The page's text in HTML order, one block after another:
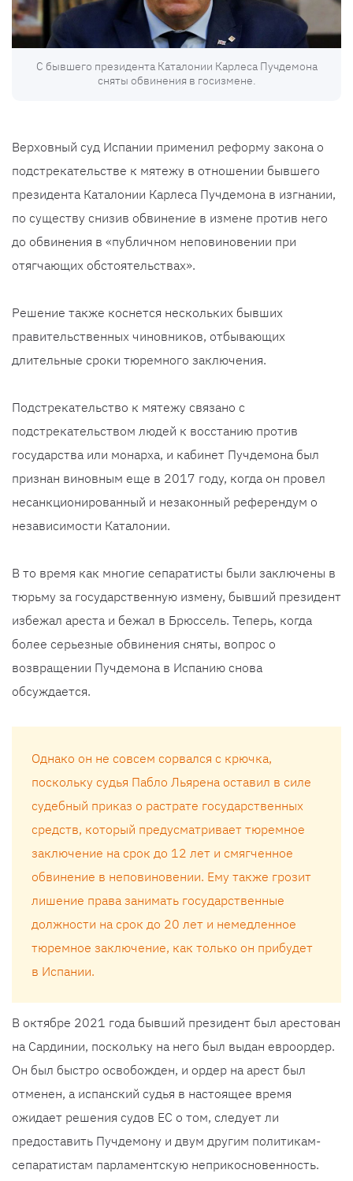
С бывшего президента Каталонии Карлеса Пучдемона
сняты обвинения в госизмене.
Верховный суд Испании применил реформу закона о
подстрекательстве к мятежу в отношении бывшего
президента Каталонии Карлеса Пучдемона в изгнании,
по существу снизив обвинение в измене против него
до обвинения в «публичном неповиновении при
отягчающих обстоятельствах».
Решение также коснется нескольких бывших
правительственных чиновников, отбывающих
длительные сроки тюремного заключения.
Подстрекательство к мятежу связано с
подстрекательством людей к восстанию против
государства или монарха, и кабинет Пучдемона был
признан виновным еще в 2017 году, когда он провел
несанкционированный и незаконный референдум о
независимости Каталонии.
В то время как многие сепаратисты были заключены в
тюрьму за государственную измену, бывший президент
избежал ареста и бежал в Брюссель. Теперь, когда
более серьезные обвинения сняты, вопрос о
возвращении Пучдемона в Испанию снова
обсуждается.
Однако он не совсем сорвался с крючка,
поскольку судья Пабло Льярена оставил в силе
судебный приказ о растрате государственных
средств, который предусматривает тюремное
заключение на срок до 12 лет и смягченное
обвинение в неповиновении. Ему также грозит
лишение права занимать государственные
должности на срок до 20 лет и немедленное
тюремное заключение, как только он прибудет
в Испании.
В октябре 2021 года бывший президент был арестован
на Сардинии, поскольку на него был выдан евроордер.
Он был быстро освобожден, и ордер на арест был
отменен, а испанский судья в настоящее время
ожидает решения судов ЕС о том, следует ли
предоставить Пучдемону и двум другим политикам-
сепаратистам парламентскую неприкосновенность.